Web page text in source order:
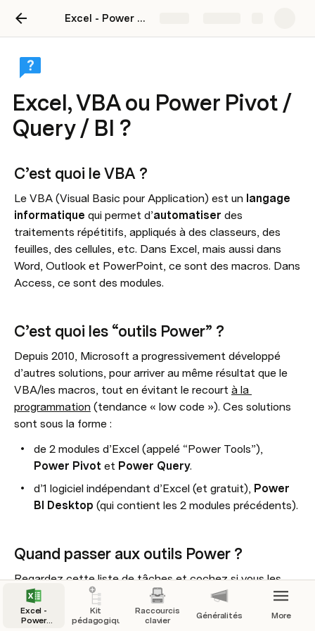
Excel - Power Query - Power Pivot - VBA
Excel, VBA ou Power Pivot /
Query / BI ?
C’est quoi le VBA ?
Le VBA (Visual Basic pour Application) est un langage
informatique qui permet d’automatiser des
traitements répétitifs, appliqués à des classeurs, des
feuilles, des cellules, etc. Dans Excel, mais aussi dans
Word, Outlook et PowerPoint, ce sont des macros. Dans
Access, ce sont des modules.
C’est quoi les “outils Power” ?
Depuis 2010, Microsoft a progressivement développé
d’autres solutions, pour arriver au même résultat que le
VBA/les macros, tout en évitant le recourt à la
programmation (tendance « low code »). Ces solutions
sont sous la forme :
Power Pivot et Power Query.
d’1 logiciel indépendant d’Excel (et gratuit), Power
BI Desktop (qui contient les 2 modules précédents).
Quand passer aux outils Power ?
Regardez cette liste de tâches et cochez si vous les
réalisez actuellement (le résultat n’est pas mémorisé).
Excel -
Power
Kit
pédagogique
Raccourcis
clavier
Généralités More